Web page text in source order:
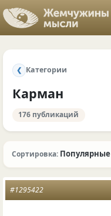
❮ Категории
Карман
176 публикаций
Сортировка: Популярные
#1295422